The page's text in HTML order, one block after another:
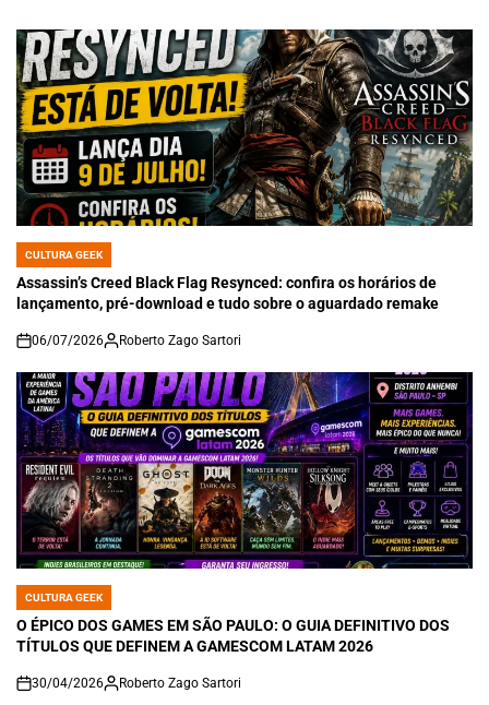
POSTED
IN
CULTURA GEEK
Assassin’s Creed Black Flag Resynced: confira os horários de
lançamento, pré-download e tudo sobre o aguardado remake
on
06/07/2026 Roberto Zago Sartori
POSTED
IN
CULTURA GEEK
O ÉPICO DOS GAMES EM SÃO PAULO: O GUIA DEFINITIVO DOS
TÍTULOS QUE DEFINEM A GAMESCOM LATAM 2026
on
30/04/2026 Roberto Zago Sartori